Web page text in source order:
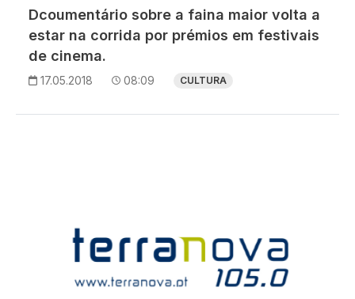
Dcoumentário sobre a faina maior volta a
estar na corrida por prémios em festivais
de cinema.
17.05.2018 08:09 CULTURA